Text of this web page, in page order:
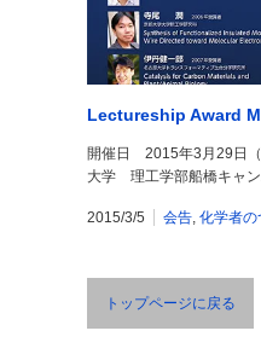
Lectureship Award
開催日 2015年3月29日
大学 理工学部船橋キャ
2015/3/5 会告, 化学者の
トップページに戻る